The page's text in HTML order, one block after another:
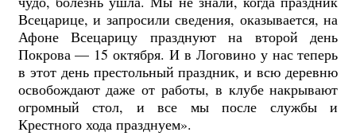
Всецарице, и запросили сведения, оказывается, на
Афоне Всецарицу празднуют на второй день
Покрова — 15 октября. И в Логовино у нас теперь
в этот день престольный праздник, и всю деревню
освобождают даже от работы, в клубе накрывают
огромный стол, и все мы после службы и
Крестного хода празднуем».